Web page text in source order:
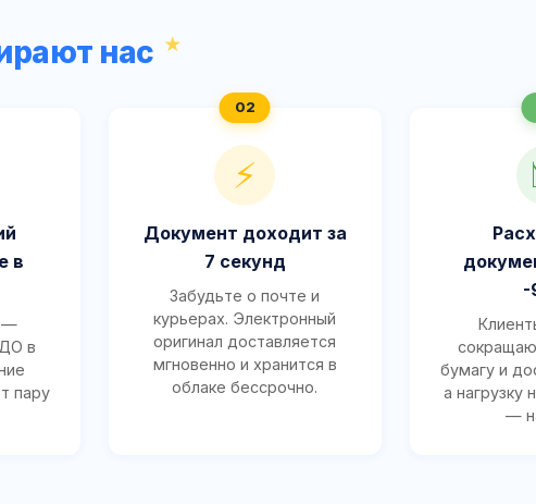
нас
в
—
в
пару
⚡
Документ доходит за
7 секунд
Забудьте о почте и
курьерах. Электронный
оригинал доставляется
мгновенно и хранится в
облаке бессрочно.
-
бумагу и
а нагрузку
—